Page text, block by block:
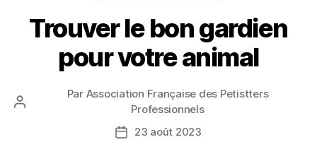
Trouver le bon gardien
pour votre animal
Auteur
Par Association Française des Petistters
Professionnels
Date23 août 2023